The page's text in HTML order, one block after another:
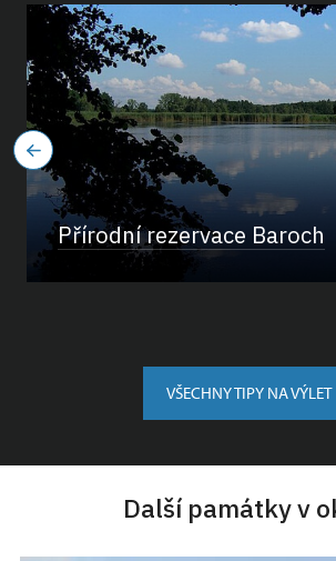
Přírodní rezervace Baroch
VŠECHNY TIPY NA VÝLET
Další památky v